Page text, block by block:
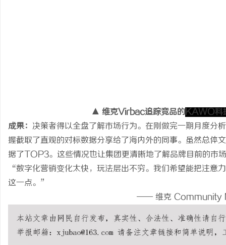
▲ 维克Virbac追踪竞品的KAWO科
成果： 决策者得以全盘了解市场行为。在刚做完一期月
握截取了直观的对标数据分享给了海内外的同事。虽然总体
据了TOP3。这些情况也让集团更清晰地了解品牌目前的市
“数字化营销变化太快，玩法层出不穷。我们希望能把注意
这一点。”
—— 维克 Community